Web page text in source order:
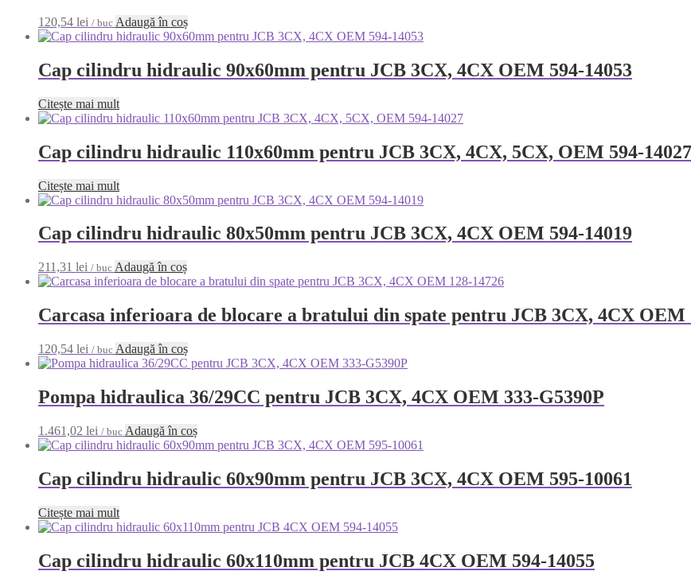
120,54 lei / buc Adaugă în coș
Cap cilindru hidraulic 90x60mm pentru JCB 3CX, 4CX OEM 594-14053
Citește mai mult
Cap cilindru hidraulic 110x60mm pentru JCB 3CX, 4CX, 5CX, OEM 594-14027
Citește mai mult
Cap cilindru hidraulic 80x50mm pentru JCB 3CX, 4CX OEM 594-14019
211,31 lei / buc Adaugă în coș
Carcasa inferioara de blocare a bratului din spate pentru JCB 3CX, 4CX OEM
120,54 lei / buc Adaugă în coș
Pompa hidraulica 36/29CC pentru JCB 3CX, 4CX OEM 333-G5390P
1.461,02 lei / buc Adaugă în coș
Cap cilindru hidraulic 60x90mm pentru JCB 3CX, 4CX OEM 595-10061
Citește mai mult
Cap cilindru hidraulic 60x110mm pentru JCB 4CX OEM 594-14055